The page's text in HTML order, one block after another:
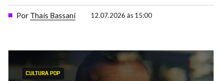
Por Thais Bassani 12.07.2026 às 15:00
CULTURA POP